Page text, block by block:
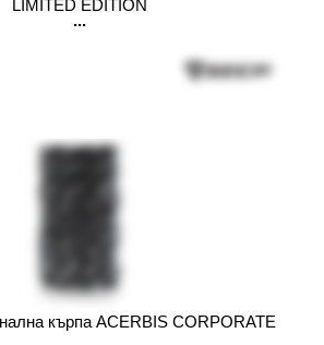
LIMITED EDITION
кърпа ACERBIS CORPORATE